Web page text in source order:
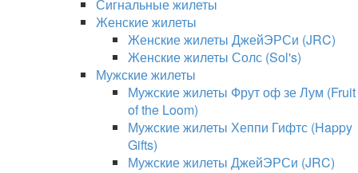
Сигнальные жилеты
Женские жилеты
Женские жилеты ДжейЭРСи (JRC)
Женские жилеты Солс (Sol's)
Мужские жилеты
Мужские жилеты Фрут оф зе Лум (Fruit
of the Loom)
Мужские жилеты Хеппи Гифтс (Happy
Gifts)
Мужские жилеты ДжейЭРСи (JRC)